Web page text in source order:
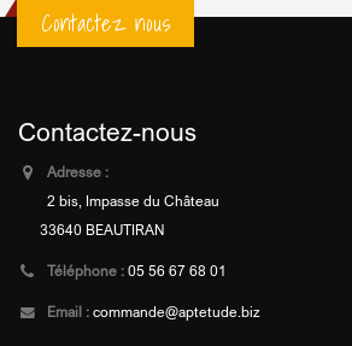
Contactez nous
Contactez-nous
Adresse :
2 bis, Impasse du Château
33640 BEAUTIRAN
Téléphone : 05 56 67 68 01
Email : commande@aptetude.biz